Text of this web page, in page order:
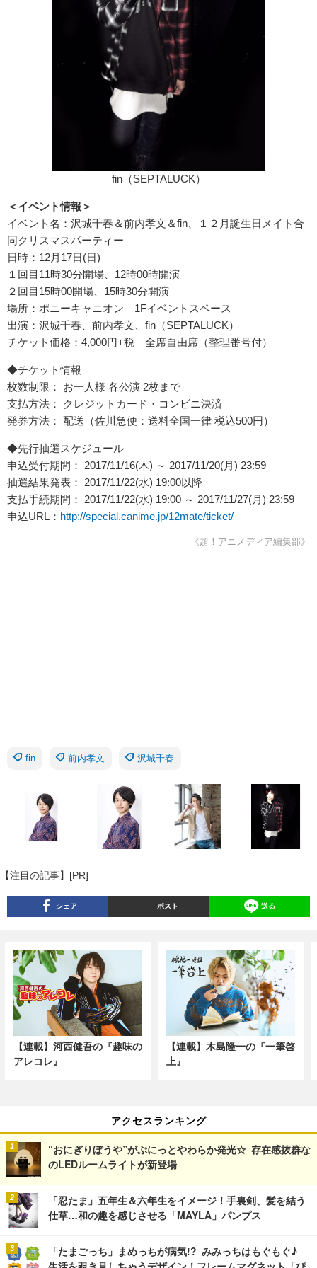
fin（SEPTALUCK）
＜イベント情報＞
イベント名：沢城千春＆前内孝文＆fin、１２月誕生日メイト合
同クリスマスパーティー
日時：12月17日(日)
１回目11時30分開場、12時00時開演
２回目15時00開場、15時30分開演
場所：ポニーキャニオン 1Fイベントスペース
出演：沢城千春、前内孝文、fin（SEPTALUCK）
チケット価格：4,000円+税 全席自由席（整理番号付）
◆チケット情報
枚数制限： お一人様 各公演 2枚まで
支払方法： クレジットカード・コンビニ決済
発券方法： 配送（佐川急便：送料全国一律 税込500円）
◆先行抽選スケジュール
申込受付期間： 2017/11/16(木) ～ 2017/11/20(月) 23:59
抽選結果発表： 2017/11/22(水) 19:00以降
支払手続期間： 2017/11/22(水) 19:00 ～ 2017/11/27(月) 23:59
申込URL： http://special.canime.jp/12mate/ticket/
《超！アニメディア編集部》
fin 前内孝文 沢城千春
【注目の記事】[PR]
シェア ポスト 送る
【連載】河西健吾の『趣味の
アレコレ』
【連載】木島隆一の『一筆啓
上』
アクセスランキング
“おにぎりぼうや”がぷにっとやわらか発光☆ 存在感抜群な
のLEDルームライトが新登場
「忍たま」五年生＆六年生をイメージ！手裏剣、髪を結う
仕草…和の趣を感じさせる「MAYLA」パンプス
「たまごっち」まめっちが病気!? みみっちはもぐもぐ♪
生活を覗き見しちゃうデザイン！フレームマグネット「ぴ